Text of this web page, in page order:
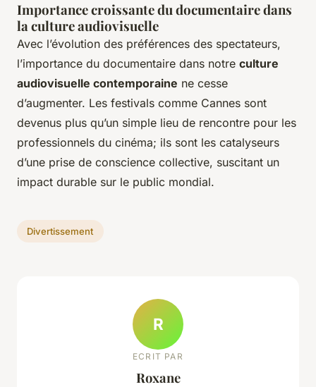
Importance croissante du documentaire dans
la culture audiovisuelle
Avec l’évolution des préférences des spectateurs,
l’importance du documentaire dans notre culture
audiovisuelle contemporaine ne cesse
d’augmenter. Les festivals comme Cannes sont
devenus plus qu’un simple lieu de rencontre pour les
professionnels du cinéma; ils sont les catalyseurs
d’une prise de conscience collective, suscitant un
impact durable sur le public mondial.
Divertissement
R
ECRIT PAR
Roxane